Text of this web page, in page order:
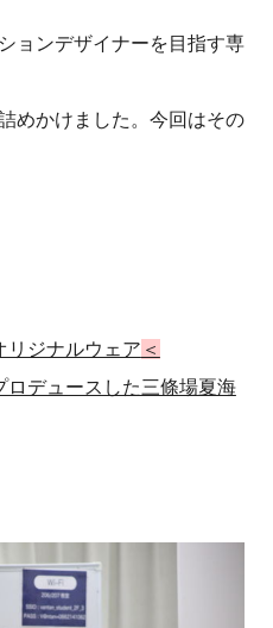
ョンデザイナーを目指す専
めかけました。今回はその
リジナルウェア ＜
ロデュースした三條場夏海